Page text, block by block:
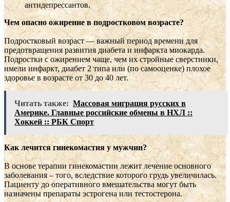
антидепрессантов.
Чем опасно ожирение в подростковом возрасте?
Подростковый возраст — важный период времени для
предотвращения развития диабета и инфаркта миокарда.
Подростки с ожирением чаще, чем их стройные сверстники,
имели инфаркт, диабет 2 типа или (по самооценке) плохое
здоровье в возрасте от 30 до 40 лет.
Читать также: Массовая миграция русских в
Америке. Главные российские обмены в НХЛ ::
Хоккей :: РБК Спорт
Как лечится гинекомастия у мужчин?
В основе терапии гинекомастии лежит лечение основного
заболевания – того, вследствие которого грудь увеличилась.
Пациенту до оперативного вмешательства могут быть
назначены препараты эстрогена или тестостерона.